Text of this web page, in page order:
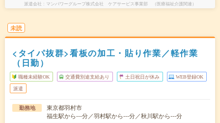
派遣会社 マンパワーグループ株式会社 ケアサービス事業部 （医療福祉介護関連）
未読
<タイパ抜群>看板の加工・貼り作業／軽作業
（日勤）
職種未経験OK 交通費別途支給あり 土日祝日が休み WEB登録OK
派遣
勤務地
東京都羽村市
福生駅から---分／羽村駅から---分／秋川駅から---分